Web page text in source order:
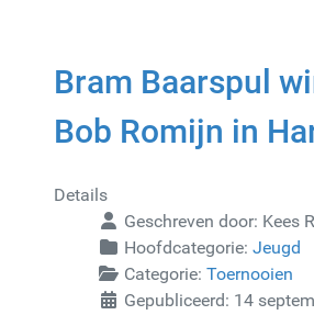
Bram Baarspul
Bob Romijn in
Details
Geschreven door: Kees
Hoofdcategorie: Jeugd
Categorie: Toernooien
Gepubliceerd: 14